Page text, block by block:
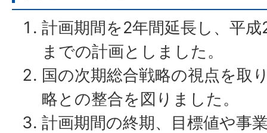
計画期間を2年間延長し、平
までの計画としました。
国の次期総合戦略の視点を取
略との整合を図りました。
計画期間の終期、目標値や事